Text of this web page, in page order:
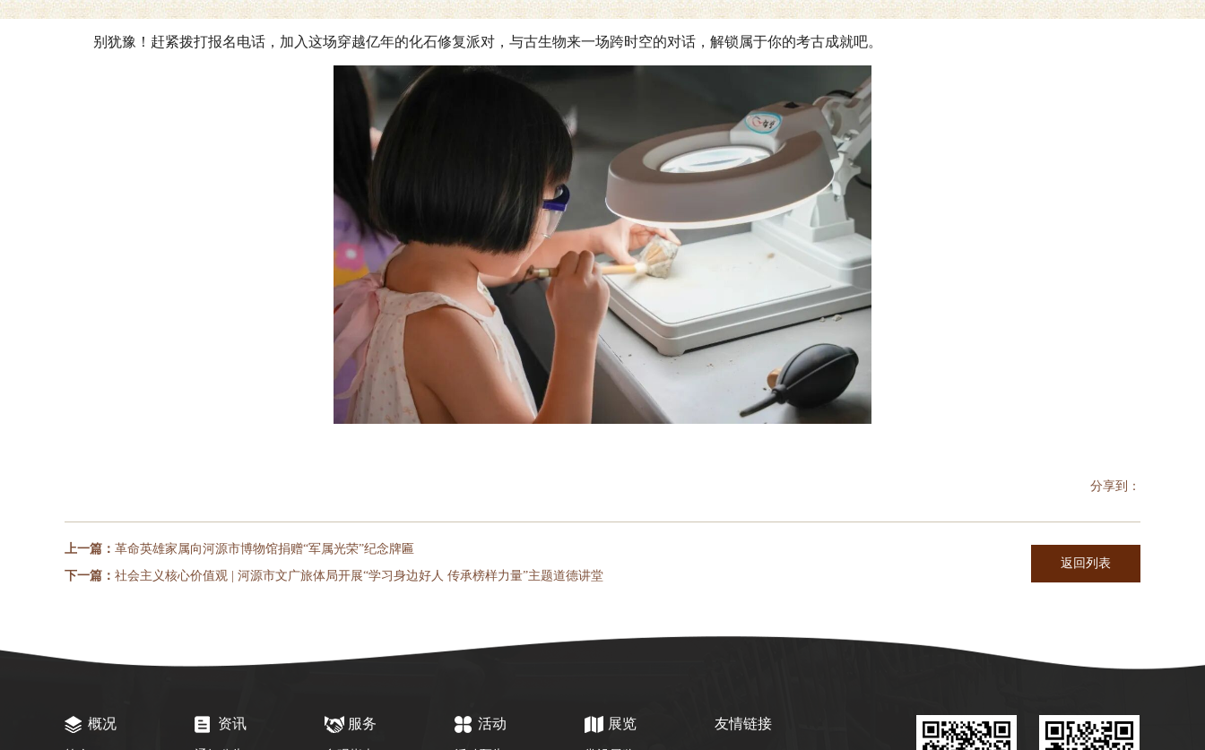
别犹豫！赶紧拨打报名电话，加入这场穿越亿年的化石修复派对，与古生物来一场跨时空的对话，解锁属于你的考古成就吧。
分享到：
上一篇： 革命英雄家属向河源市博物馆捐赠“军属光荣”纪念牌匾
下一篇： 社会主义核心价值观 | 河源市文广旅体局开展“学习身边好人 传承榜样力量”主题道德讲堂
返回列表
概况 资讯 服务 活动 展览 友情链接